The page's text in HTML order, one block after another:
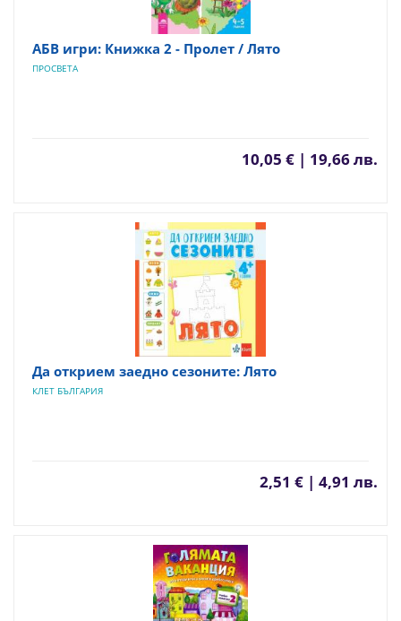
АБВ игри: Книжка 2 - Пролет / Лято
ПРОСВЕТА
10,05 € | 19,66 лв.
Да открием заедно сезоните: Лято
КЛЕТ БЪЛГАРИЯ
2,51 € | 4,91 лв.